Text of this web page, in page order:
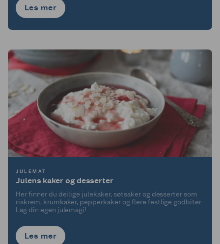
Les mer
JULEMAT
Julens kaker og desserter
Her finner du deilige julekaker, søtsaker og desserter som
riskrem, krumkaker, pepperkaker og flere festlige godbiter.
Lag din egen julemagi!
Les mer